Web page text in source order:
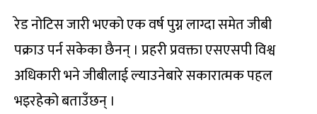
रेड नोटिस जारी भएको एक वर्ष पुग्न लाग्दा समेत जीबी
पक्राउ पर्न सकेका छैनन् । प्रहरी प्रवक्ता एसएसपी विश्व
अधिकारी भने जीबीलाई ल्याउनेबारे सकारात्मक पहल
भइरहेको बताउँछन् ।